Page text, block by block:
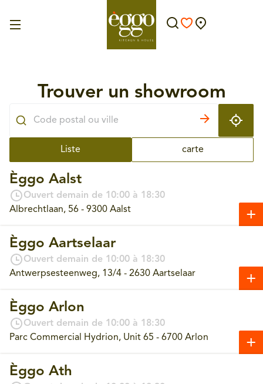
Trouver un showroom
Liste carte
Èggo Aalst
Ouvert demain de 10:00 à 18:30
Albrechtlaan, 56 - 9300 Aalst
Èggo Aartselaar
Ouvert demain de 10:00 à 18:30
Antwerpsesteenweg, 13/4 - 2630 Aartselaar
Èggo Arlon
Ouvert demain de 10:00 à 18:30
Parc Commercial Hydrion, Unit 65 - 6700 Arlon
Èggo Ath